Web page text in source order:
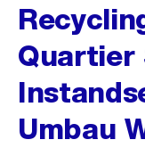
Quartier
Umbau